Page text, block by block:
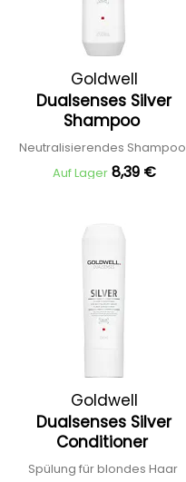
Goldwell
Dualsenses Silver
Shampoo
Neutralisierendes Shampoo
Auf Lager 8,39 €
Goldwell
Dualsenses Silver
Conditioner
Spülung für blondes Haar